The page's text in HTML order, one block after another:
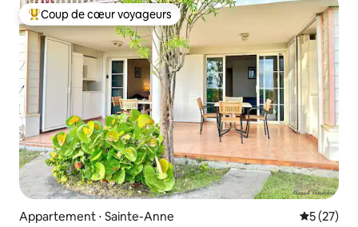
Coups de cœur voyageurs les plus appréciés
Coup de cœur voyageurs
Appartement ⋅ Sainte-Anne
5 (27)